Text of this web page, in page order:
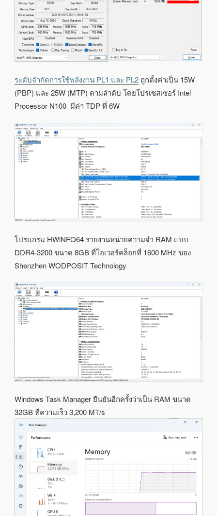
ระดับจำกัดการใช้พลังงาน PL1 และ PL2 ถูกตั้งค่าเป็น 15W
(PBP) และ 25W (MTP) ตามลำดับ โดยโปรเซสเซอร์ Intel
Processor N100 มีค่า TDP ที่ 6W
โปรแกรม HWiNFO64 รายงานหน่วยความจำ RAM แบบ
DDR4-3200 ขนาด 8GB ที่โอเวอร์คล็อกที่ 1600 MHz ของ
Shenzhen WODPOSIT Technology
Windows Task Manager ยืนยันอีกครั้งว่าเป็น RAM ขนาด
32GB ที่ความเร็ว 3,200 MT/s